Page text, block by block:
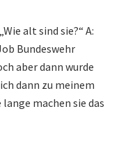
alt sind sie?“ A:
Bundeswehr
aber dann wurde
dann zu meinem
machen sie das